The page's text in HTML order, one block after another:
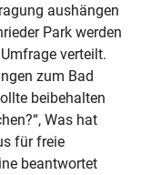
aushängen
Park werden
verteilt.
zum Bad
beibehalten
Was hat
für freie
beantwortet